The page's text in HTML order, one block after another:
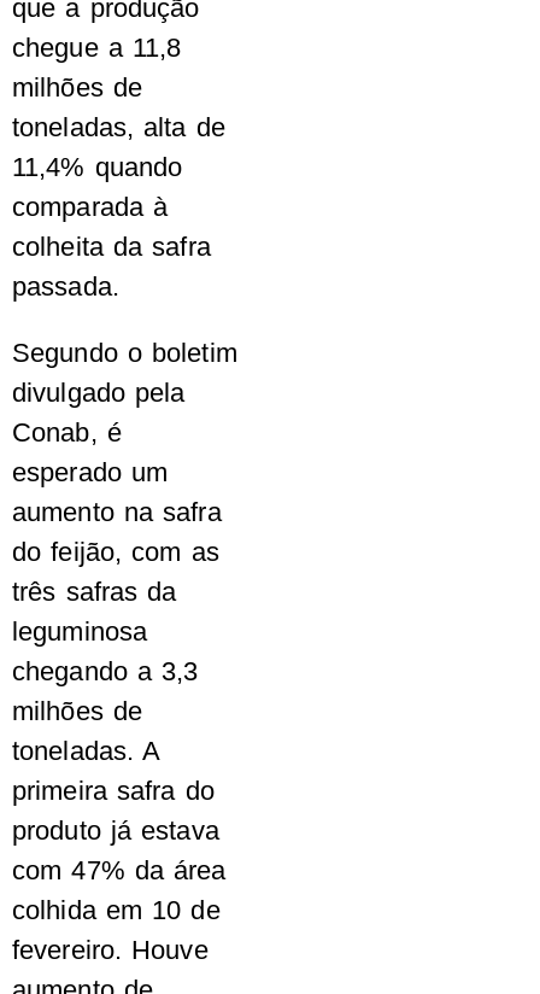
que a produção
chegue a 11,8
milhões de
toneladas, alta de
11,4% quando
comparada à
colheita da safra
passada.
Segundo o boletim
divulgado pela
Conab, é
esperado um
aumento na safra
do feijão, com as
três safras da
leguminosa
chegando a 3,3
milhões de
toneladas. A
primeira safra do
produto já estava
com 47% da área
colhida em 10 de
fevereiro. Houve